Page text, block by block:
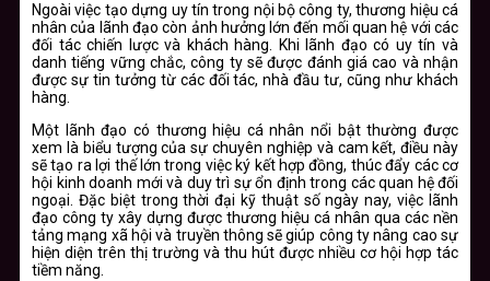
Ngoài việc tạo dựng uy tín trong nội bộ công ty, thương hiệu cá
nhân của lãnh đạo còn ảnh hưởng lớn đến mối quan hệ với các
đối tác chiến lược và khách hàng. Khi lãnh đạo có uy tín và
danh tiếng vững chắc, công ty sẽ được đánh giá cao và nhận
được sự tin tưởng từ các đối tác, nhà đầu tư, cũng như khách
hàng.
Một lãnh đạo có thương hiệu cá nhân nổi bật thường được
xem là biểu tượng của sự chuyên nghiệp và cam kết, điều này
sẽ tạo ra lợi thế lớn trong việc ký kết hợp đồng, thúc đẩy các cơ
hội kinh doanh mới và duy trì sự ổn định trong các quan hệ đối
ngoại. Đặc biệt trong thời đại kỹ thuật số ngày nay, việc lãnh
đạo công ty xây dựng được thương hiệu cá nhân qua các nền
tảng mạng xã hội và truyền thông sẽ giúp công ty nâng cao sự
hiện diện trên thị trường và thu hút được nhiều cơ hội hợp tác
tiềm năng.